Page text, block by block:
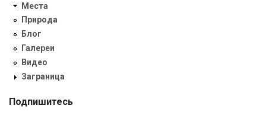
Места
Природа
Блог
Галереи
Видео
Заграница
Подпишитесь